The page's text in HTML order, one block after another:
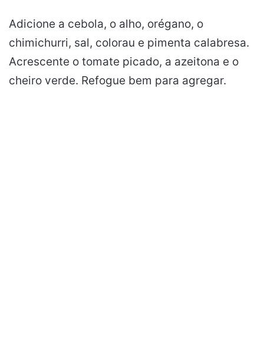
Adicione a cebola, o alho, orégano, o
chimichurri, sal, colorau e pimenta calabresa.
Acrescente o tomate picado, a azeitona e o
cheiro verde. Refogue bem para agregar.